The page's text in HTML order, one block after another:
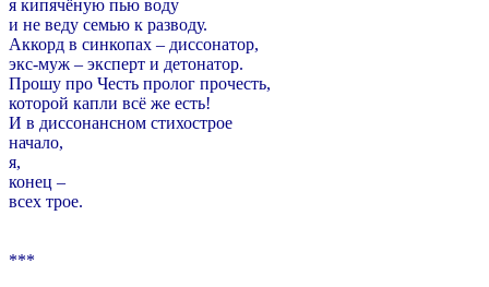
я кипячёную пью воду
и не веду семью к разводу.
Аккорд в синкопах – диссонатор,
экс-муж – эксперт и детонатор.
Прошу про Честь пролог прочесть,
которой капли всё же есть!
И в диссонансном стихострое
начало,
я,
конец –
всех трое.
***